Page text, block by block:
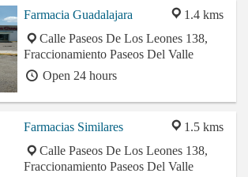
1.4 kms
Farmacia Guadalajara
Calle Paseos De Los Leones 138,
Fraccionamiento Paseos Del Valle
Open 24 hours
1.5 kms
Farmacias Similares
Calle Paseos De Los Leones 138,
Fraccionamiento Paseos Del Valle